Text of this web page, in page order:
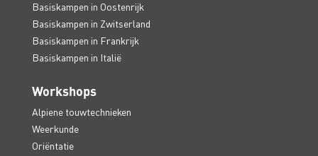
Basiskampen in Oostenrijk
Basiskampen in Zwitserland
Basiskampen in Frankrijk
Basiskampen in Italië
Workshops
Alpiene touwtechnieken
Weerkunde
Oriëntatie